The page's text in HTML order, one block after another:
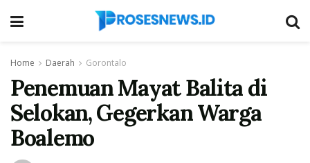
Home Daerah Gorontalo
Penemuan Mayat Balita di
Selokan, Gegerkan Warga
Boalemo